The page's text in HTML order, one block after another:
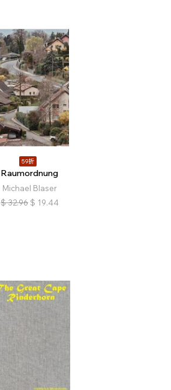
59折
Raumordnung
Michael Blaser
$ 32.96 $ 19.44